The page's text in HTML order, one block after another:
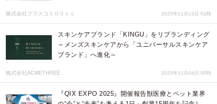
株式会社フラスコ１００ｃｃ 2025年11月13日 01時
スキンケアブランド「KINGU」をリブランディング
～メンズスキンケアから「ユニバーサルスキンケア
ブランド」へ進化～
株式会社ACMETHREE 2025年11月04日 00時
『QIX EXPO 2025』開催報告獣医療とペット業界